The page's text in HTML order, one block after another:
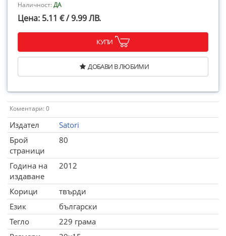
Наличност:ДА
Цена: 5.11 € / 9.99 ЛВ.
КУПИ
ДОБАВИ В ЛЮБИМИ
Коментари: 0
Издател
Satori
Брой
страници
80
Година на
издаване
2012
Корици
твърди
Език
български
Тегло
229 грама